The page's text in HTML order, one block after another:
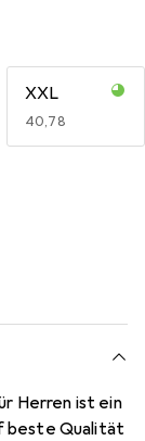
XXL
EUR
40,78
Herren ist ein
beste Qualität